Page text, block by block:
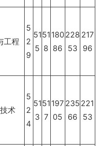
工程
5
2
9
51
5
51
8
180
86
228
53
217
96
术
5
2
4
51
3
51
7
197
05
235
66
221
53